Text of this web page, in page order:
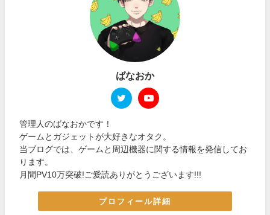
ばなおか
管理人のばなおかです！
ゲームとガジェットが大好きなオタク。
当ブログでは、ゲームと周辺機器に関する情報を発信してお
ります。
月間PV10万突破!ご愛読ありがとうございます!!!
プロフィール詳細